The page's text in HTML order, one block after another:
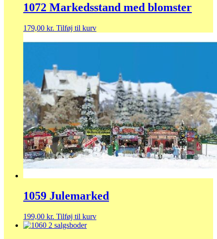
1072 Markedsstand med blomster
179,00 kr. Tilføj til kurv
1059 Julemarked
199,00 kr. Tilføj til kurv